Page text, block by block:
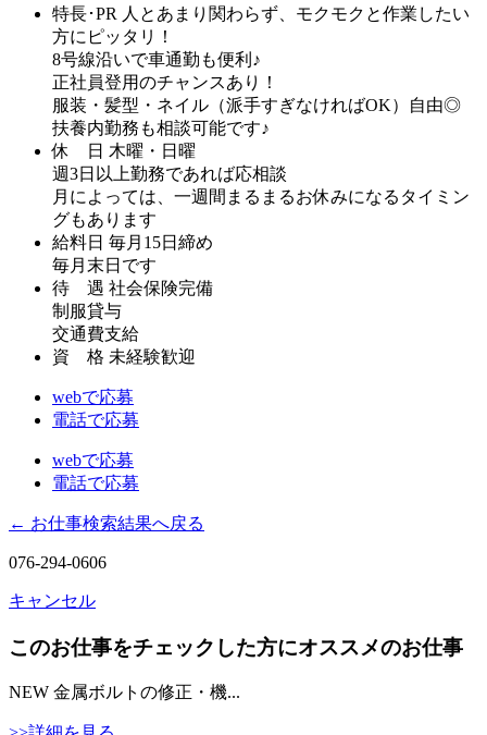
特長･PR 人とあまり関わらず、モクモクと作業したい
方にピッタリ！
8号線沿いで車通勤も便利♪
正社員登用のチャンスあり！
服装・髪型・ネイル（派手すぎなければOK）自由◎
扶養内勤務も相談可能です♪
休 日 木曜・日曜
週3日以上勤務であれば応相談
月によっては、一週間まるまるお休みになるタイミン
グもあります
給料日 毎月15日締め
毎月末日です
待 遇 社会保険完備
制服貸与
交通費支給
資 格 未経験歓迎
webで応募
電話で応募
webで応募
電話で応募
← お仕事検索結果へ戻る
076-294-0606
キャンセル
このお仕事をチェックした方にオススメのお仕事
NEW 金属ボルトの修正・機...